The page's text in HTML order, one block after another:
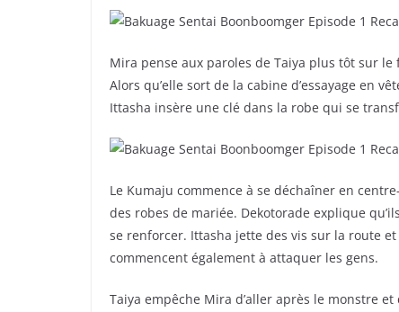
Mira pense aux paroles de Taiya plus tôt sur le
Alors qu’elle sort de la cabine d’essayage en
Ittasha insère une clé dans la robe qui se
Le Kumaju commence à se déchaîner en
des robes de mariée. Dekotorade explique
se renforcer. Ittasha jette des vis sur la route
commencent également à attaquer les gens.
Taiya empêche Mira d’aller après le monstre